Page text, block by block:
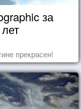
за
прекрасен!